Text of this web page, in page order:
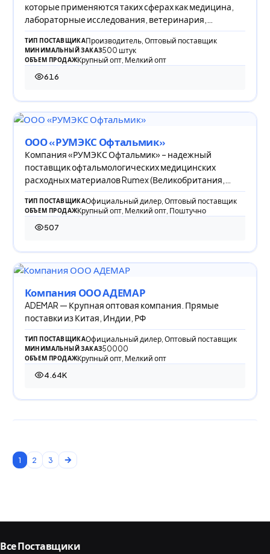
которые применяются таких сферах как медицина,
лабораторные исследования, ветеринария,
косметол
ТИП ПОСТАВЩИКАПроизводитель, Оптовый поставщик
МИНИМАЛЬНЫЙ ЗАКАЗ500 штук
ОБЪЕМ ПРОДАЖКрупный опт, Мелкий опт
616
616 просмотров
ООО «РУМЭКС Офтальмик»
Компания «РУМЭКС Офтальмик» – надежный
поставщик офтальмологических медицинских
расходных материалов Rumex (Великобритания,
США) для проведе
ТИП ПОСТАВЩИКАОфициальный дилер, Оптовый поставщик
ОБЪЕМ ПРОДАЖКрупный опт, Мелкий опт, Поштучно
507
507 просмотров
Компания ООО АДЕМАР
ADEMAR — Крупная оптовая компания. Прямые
поставки из Китая, Индии, РФ
ТИП ПОСТАВЩИКАОфициальный дилер, Оптовый поставщик
МИНИМАЛЬНЫЙ ЗАКАЗ50000
ОБЪЕМ ПРОДАЖКрупный опт, Мелкий опт
4.64K
4 642 просмотра
1 2 3
Все Поставщики